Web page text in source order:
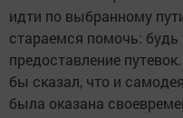
идти по выбранному
стараемся помочь:
предоставление
бы сказал, что и
была оказана